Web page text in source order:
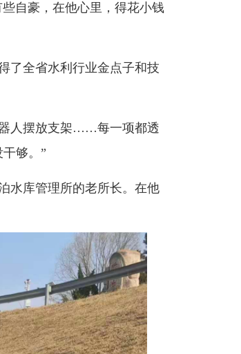
自豪，在他心里，得花小钱
全省水利行业金点子和技
人摆放支架……每一项都透
够。”
库管理所的老所长。在他